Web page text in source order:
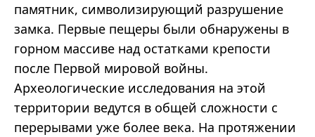
памятник, символизирующий разрушение
замка. Первые пещеры были обнаружены в
горном массиве над остатками крепости
после Первой мировой войны.
Археологические исследования на этой
территории ведутся в общей сложности с
перерывами уже более века. На протяжении